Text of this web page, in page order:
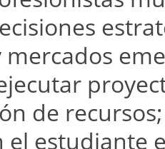
mercados
de
el estudiante